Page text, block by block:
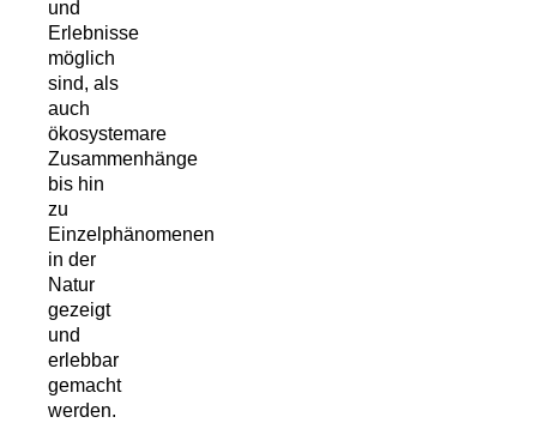
und
Erlebnisse
möglich
sind, als
auch
ökosystemare
Zusammenhänge
bis hin
zu
Einzelphänomenen
in der
Natur
gezeigt
und
erlebbar
gemacht
werden.